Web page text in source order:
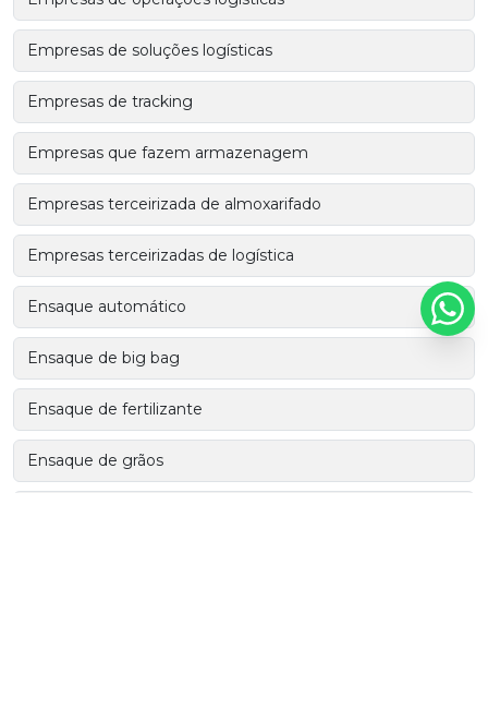
Empresas de soluções logísticas
Empresas de tracking
Empresas que fazem armazenagem
Empresas terceirizada de almoxarifado
Empresas terceirizadas de logística
Ensaque automático
Ensaque de big bag
Ensaque de fertilizante
Ensaque de grãos